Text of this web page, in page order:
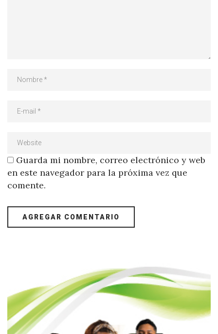
Guarda mi nombre, correo electrónico y web
en este navegador para la próxima vez que
comente.